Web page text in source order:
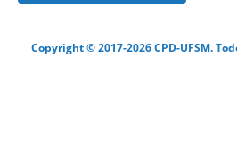
Copyright © 2017-2026 CPD-UFSM.